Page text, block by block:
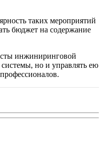
таких мероприятий
бюджет на содержание
инжиниринговой
но и управлять ею